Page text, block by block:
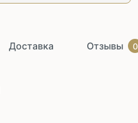
Доставка Отзывы 0